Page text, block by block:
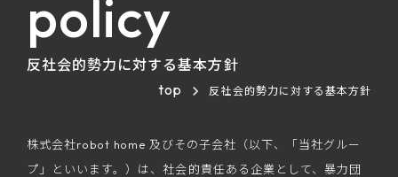
policy
反社会的勢力に対する基本方針
top
反社会的勢力に対する基本方針
株式会社robot home 及びその子会社（以下、「当社グルー
プ」といいます。）は、社会的責任ある企業として、暴力団